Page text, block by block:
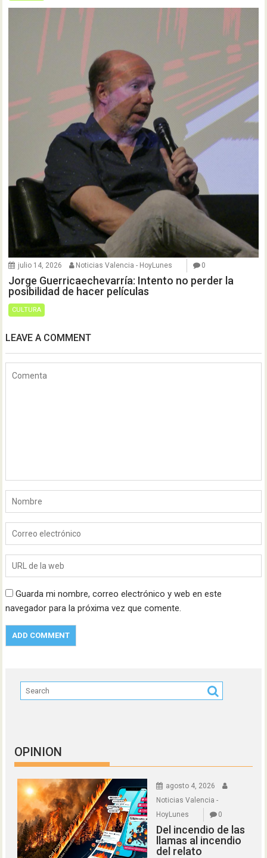
julio 14, 2026 Noticias Valencia - HoyLunes 0
Jorge Guerricaechevarría: Intento no perder la
posibilidad de hacer películas
CULTURA
LEAVE A COMMENT
Guarda mi nombre, correo electrónico y web en este
navegador para la próxima vez que comente.
OPINION
agosto 4, 2026
Noticias Valencia -
HoyLunes
0
Del incendio de las
llamas al incendio
del relato